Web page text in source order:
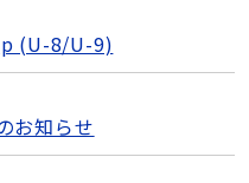
(U-8/U-9)
お知らせ